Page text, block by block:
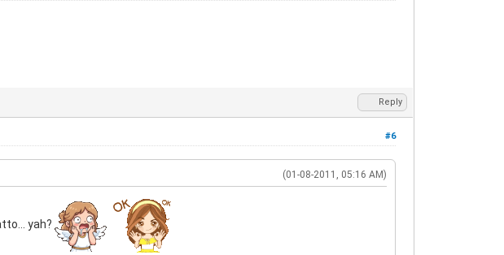
Reply
#6
(01-08-2011, 05:16 AM)
yah?